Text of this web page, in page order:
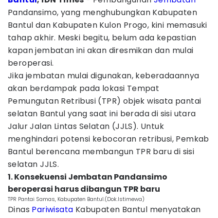
Pandansimo, yang menghubungkan Kabupaten
Bantul dan Kabupaten Kulon Progo, kini memasuki
tahap akhir. Meski begitu, belum ada kepastian
kapan jembatan ini akan diresmikan dan mulai
beroperasi.
Jika jembatan mulai digunakan, keberadaannya
akan berdampak pada lokasi Tempat
Pemungutan Retribusi (TPR) objek wisata pantai
selatan Bantul yang saat ini berada di sisi utara
Jalur Jalan Lintas Selatan (JJLS). Untuk
menghindari potensi kebocoran retribusi, Pemkab
Bantul berencana membangun TPR baru di sisi
selatan JJLS.
1. Konsekuensi Jembatan Pandansimo
beroperasi harus dibangun TPR baru
TPR Pantai Samas, Kabupaten Bantul.(Dok.Istimewa)
Dinas Pariwisata Kabupaten Bantul menyatakan